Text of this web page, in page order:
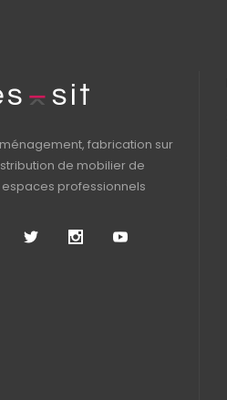
fabrication sur
de mobilier de
professionnels